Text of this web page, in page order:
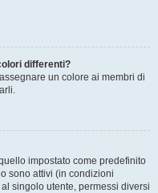
differenti?
un colore ai membri di
impostato come predefinito
sono attivi (in condizioni
singolo utente, permessi diversi